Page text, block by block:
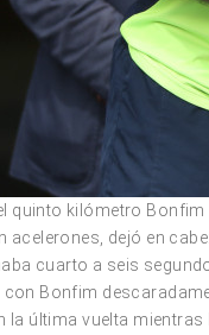
quinto kilómetro
acelerones, dejó en
cuarto a seis
Bonfim
la última vuelta